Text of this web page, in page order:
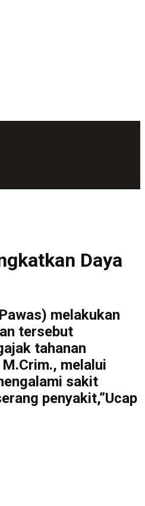
Daya
melakukan
tersebut
tahanan
melalui
sakit
penyakit,”Ucap